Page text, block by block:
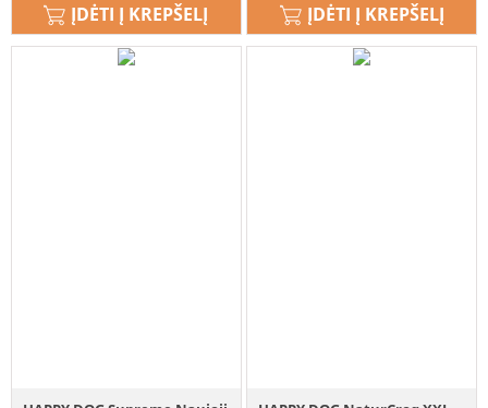
ĮDĖTI Į KREPŠELĮ ĮDĖTI Į KREPŠELĮ